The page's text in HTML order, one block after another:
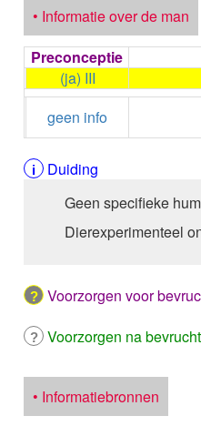
• Informatie over de man
Preconceptie
(ja) III
geen info
Duiding
Geen specifieke
Dierexperimenteel
Voorzorgen voor
Voorzorgen na
• Informatiebronnen